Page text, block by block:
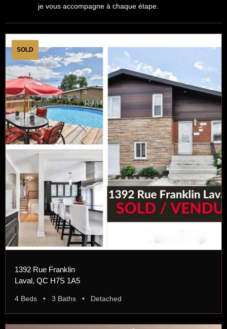
je vous accompagne à chaque étape.
SOLD
1392 Rue Franklin
Laval, QC H7S 1A5
4 Beds • 3 Baths • Detached